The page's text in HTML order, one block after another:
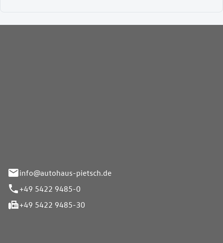
info@autohaus-pietsch.de
+49 5422 9485-0
+49 5422 9485-30